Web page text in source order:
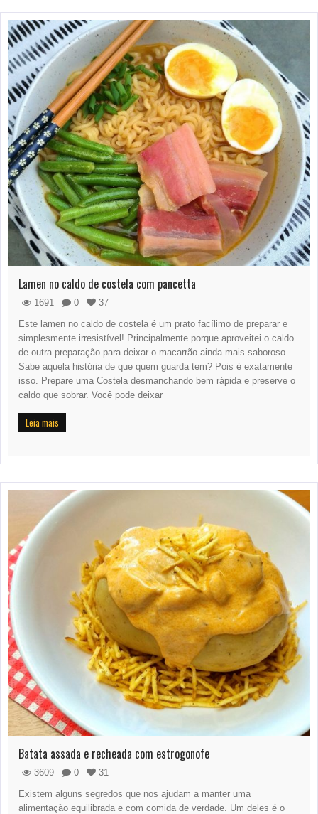
Lamen no caldo de costela com pancetta
1691 0
37
Este lamen no caldo de costela é um prato facílimo de preparar e
simplesmente irresistível! Principalmente porque aproveitei o caldo
de outra preparação para deixar o macarrão ainda mais saboroso.
Sabe aquela história de que quem guarda tem? Pois é exatamente
isso. Prepare uma Costela desmanchando bem rápida e preserve o
caldo que sobrar. Você pode deixar
Leia mais
Batata assada e recheada com estrogonofe
3609 0
31
Existem alguns segredos que nos ajudam a manter uma
alimentação equilibrada e com comida de verdade. Um deles é o